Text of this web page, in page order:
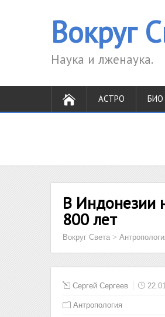
Вокруг
Наука и лженаука.
АСТРО БИО
В Индонезии
800 лет
Вокруг Света >
Сергей Сергеев
Антропология